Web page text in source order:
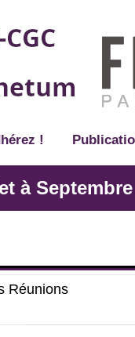
!
à Septembre
Réunions